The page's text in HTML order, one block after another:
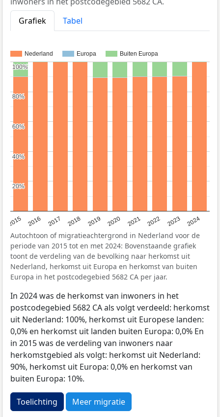
Grafiek
Tabel
Nederland Europa Buiten Europa
2015 2016 2017 2018 2019 2020 2021 2022 2023 2024
20%
20%
40%
40%
60%
60%
80%
80%
100%
100%
Autochtoon of migratieachtergrond in Nederland voor de
periode van 2015 tot en met 2024: Bovenstaande grafiek
toont de verdeling van de bevolking naar herkomst uit
Nederland, herkomst uit Europa en herkomst van buiten
Europa in het postcodegebied 5682 CA per jaar.
In 2024 was de herkomst van inwoners in het
postcodegebied 5682 CA als volgt verdeeld: herkomst
uit Nederland: 100%, herkomst uit Europese landen:
0,0% en herkomst uit landen buiten Europa: 0,0% En
in 2015 was de verdeling van inwoners naar
herkomstgebied als volgt: herkomst uit Nederland:
90%, herkomst uit Europa: 0,0% en herkomst van
buiten Europa: 10%.
Toelichting Meer migratie